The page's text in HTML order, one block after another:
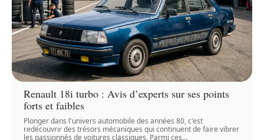
Renault 18i turbo : Avis d’experts sur ses points
forts et faibles
Plonger dans l'univers automobile des années 80, c'est
redécouvrir des trésors mécaniques qui continuent de faire vibrer
les passionnés de voitures classiques. Parmi ces…